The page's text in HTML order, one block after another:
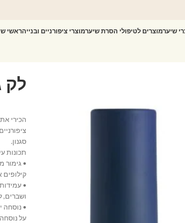
שיערמוצרים לטיפולי הסרת שיערמוצרי ציפורניים ובנייהראשי
סגנון.
תכונות
• גימור
קילופים
•
ושברים,